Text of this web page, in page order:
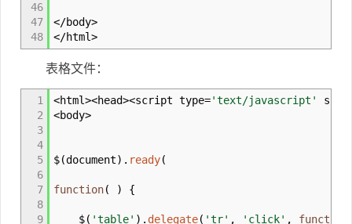
46
47
48
</body>
</html>
表格文件：
1
2
3
4
5
6
7
8
9
<html><head><script type='text/javascript' src
<body>
$(document) . ready(
function( ) {
$( 'table' ) . delegate( 'tr' , 'click' , function